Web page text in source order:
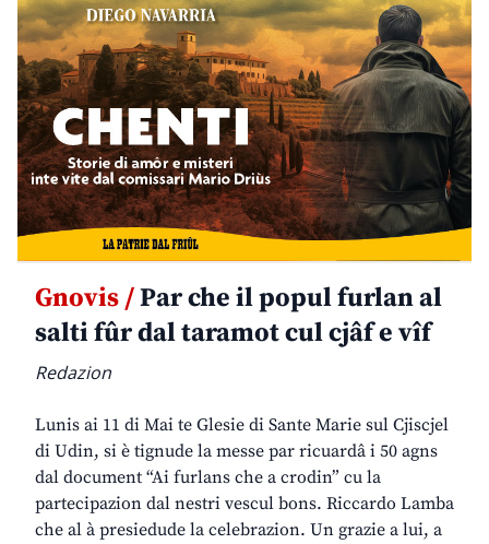
Gnovis /Par che il popul furlan al
salti fûr dal taramot cul cjâf e vîf
Redazion
Lunis ai 11 di Mai te Glesie di Sante Marie sul Cjiscjel
di Udin, si è tignude la messe par ricuardâ i 50 agns
dal document “Ai furlans che a crodin” cu la
partecipazion dal nestri vescul bons. Riccardo Lamba
che al à presiedude la celebrazion. Un grazie a lui, a